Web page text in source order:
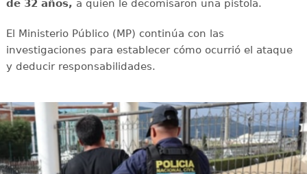
de 32 años, a quien le decomisaron una pistola.
El Ministerio Público (MP) continúa con las
investigaciones para establecer cómo ocurrió el ataque
y deducir responsabilidades.